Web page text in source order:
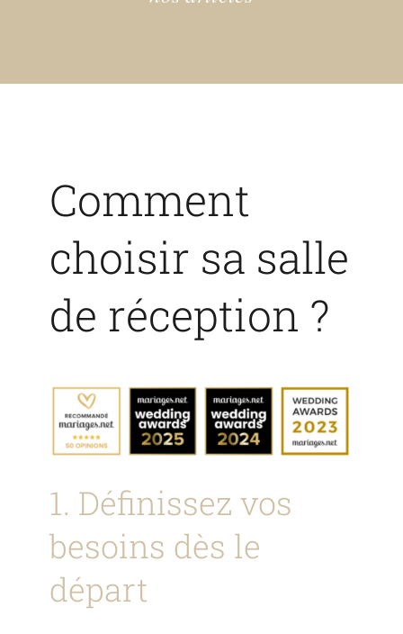
Comment
choisir sa salle
de réception ?
1. Définissez vos
besoins dès le
départ